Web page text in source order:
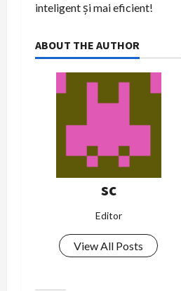
inteligent și mai eficient!
ABOUT THE AUTHOR
sc
Editor
View All Posts